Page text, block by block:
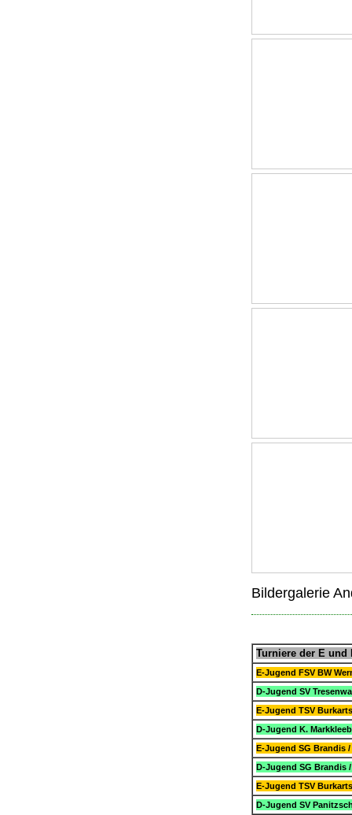
Bildergalerie
Turniere der E und
E-Jugend FSV BW
D-Jugend SV
E-Jugend TSV
D-Jugend K.
E-Jugend SG Brandis
D-Jugend SG Brandis
E-Jugend TSV
D-Jugend SV